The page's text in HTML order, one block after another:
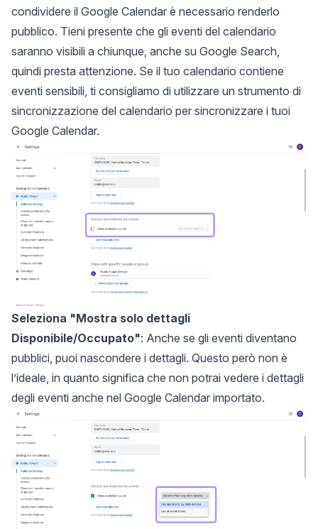
condividere il Google Calendar è necessario renderlo
pubblico. Tieni presente che gli eventi del calendario
saranno visibili a chiunque, anche su Google Search,
quindi presta attenzione. Se il tuo calendario contiene
eventi sensibili, ti consigliamo di utilizzare un strumento di
sincronizzazione del calendario per sincronizzare i tuoi
Google Calendar.
Seleziona "Mostra solo dettagli
Disponibile/Occupato": Anche se gli eventi diventano
pubblici, puoi nascondere i dettagli. Questo però non è
l’ideale, in quanto significa che non potrai vedere i dettagli
degli eventi anche nel Google Calendar importato.